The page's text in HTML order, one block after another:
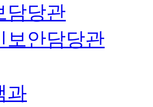
담당관
보안담당관
과